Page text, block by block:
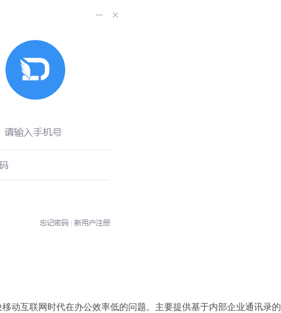
动互联网时代在办公效率低的问题。主要提供基于内部企业通讯录的